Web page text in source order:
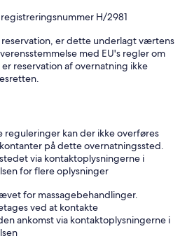
H/2981
reservation, er dette underlagt værtens
med EU's regler om
reservation af overnatning ikke
reguleringer kan der ikke overføres
på dette overnatningssted.
via kontaktoplysningerne i
for flere oplysninger
for massagebehandlinger.
ved at kontakte
ankomst via kontaktoplysningerne i